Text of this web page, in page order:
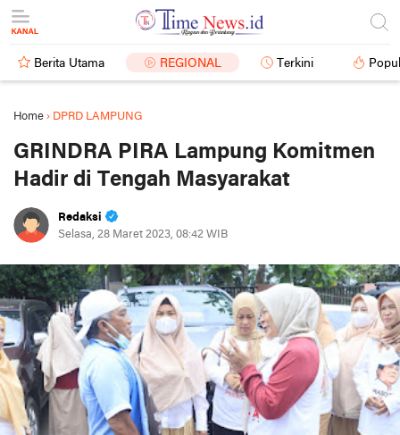
Berita Utama REGIONAL Terkini
Home › DPRD LAMPUNG
GRINDRA PIRA Lampung Komitmen
Hadir di Tengah Masyarakat
Redaksi
Selasa, 28 Maret 2023, 08:42 WIB